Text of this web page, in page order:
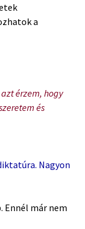
a
érzem, hogy
és
Nagyon
Ennél már nem